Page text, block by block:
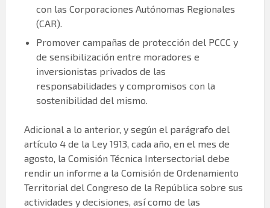
con las Corporaciones Autónomas Regionales
(CAR).
Promover campañas de protección del PCCC y
de sensibilización entre moradores e
inversionistas privados de las
responsabilidades y compromisos con la
sostenibilidad del mismo.
Adicional a lo anterior, y según el parágrafo del
artículo 4 de la Ley 1913, cada año, en el mes de
agosto, la Comisión Técnica Intersectorial debe
rendir un informe a la Comisión de Ordenamiento
Territorial del Congreso de la República sobre sus
actividades y decisiones, así como de las